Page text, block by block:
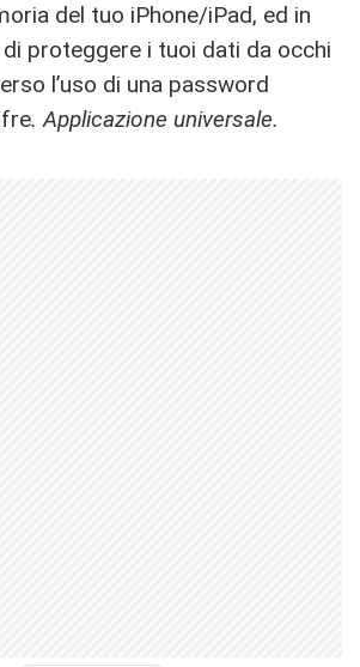
del tuo iPhone/iPad, ed in
proteggere i tuoi dati da occhi
l’uso di una password
.Applicazione universale.